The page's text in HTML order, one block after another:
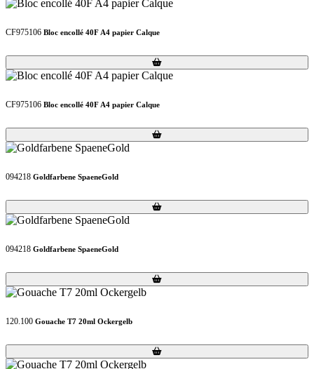
CF975106 Bloc encollé 40F A4 papier Calque
Loading...
Loading...
CF975106 Bloc encollé 40F A4 papier Calque
Loading...
Loading...
094218 Goldfarbene SpaeneGold
Loading...
Loading...
094218 Goldfarbene SpaeneGold
Loading...
Loading...
120.100 Gouache T7 20ml Ockergelb
Loading...
Loading...